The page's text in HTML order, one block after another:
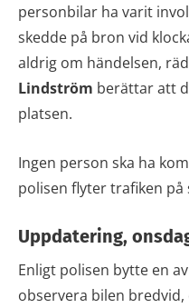
personbilar ha varit
skedde på bron vid
aldrig om händelsen,
Lindström berättar att
platsen.
Ingen person ska ha
polisen flyter trafiken på
Uppdatering,
Enligt polisen bytte en
observera bilen